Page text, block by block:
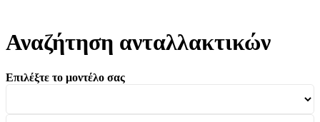
Αναζήτηση ανταλλακτικών
Επιλέξτε το μοντέλο σας